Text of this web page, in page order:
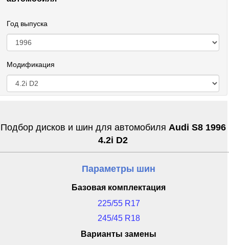
Год выпуска
Модификация
Подбор дисков и шин для автомобиля Audi S8 1996
4.2i D2
Параметры шин
Базовая комплектация
225/55 R17
245/45 R18
Варианты замены